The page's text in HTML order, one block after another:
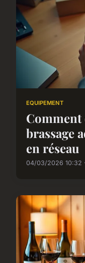
EQUIPEMENT
brassage
en réseau
04/03/2026 10:32